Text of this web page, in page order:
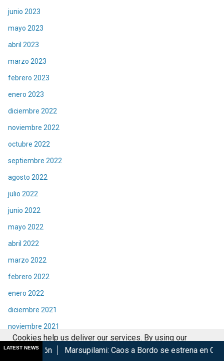
junio 2023
mayo 2023
abril 2023
marzo 2023
febrero 2023
enero 2023
diciembre 2022
noviembre 2022
octubre 2022
septiembre 2022
agosto 2022
julio 2022
junio 2022
mayo 2022
abril 2022
marzo 2022
febrero 2022
enero 2022
diciembre 2021
noviembre 2021
octubre 2021
LATEST NEWS Caos a Bordo se estrena en Cinépolis Harry
Cookies help us deliver our services. By using our
services, you agree to our use of cookies.
Got it